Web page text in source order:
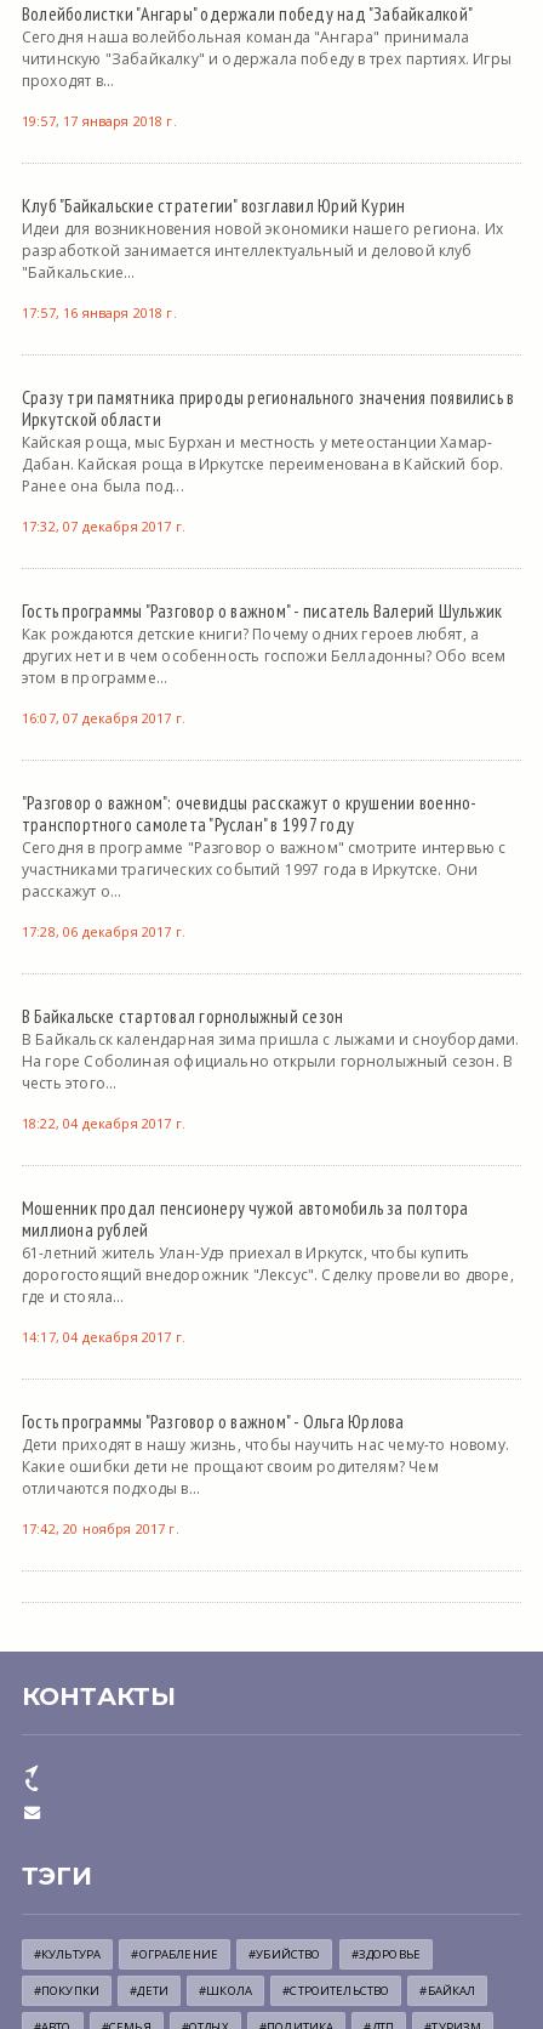
Волейболистки "Ангары" одержали победу над "Забайкалкой"
Сегодня наша волейбольная команда "Ангара" принимала
читинскую "Забайкалку" и одержала победу в трех партиях. Игры
проходят в...
19:57, 17 января 2018 г.
Клуб "Байкальские стратегии" возглавил Юрий Курин
Идеи для возникновения новой экономики нашего региона. Их
разработкой занимается интеллектуальный и деловой клуб
"Байкальские...
17:57, 16 января 2018 г.
Сразу три памятника природы регионального значения появились в
Иркутской области
Кайская роща, мыс Бурхан и местность у метеостанции Хамар-
Дабан. Кайская роща в Иркутске переименована в Кайский бор.
Ранее она была под...
17:32, 07 декабря 2017 г.
Гость программы "Разговор о важном" - писатель Валерий Шульжик
Как рождаются детские книги? Почему одних героев любят, а
других нет и в чем особенность госпожи Белладонны? Обо всем
этом в программе...
16:07, 07 декабря 2017 г.
"Разговор о важном": очевидцы расскажут о крушении военно-
транспортного самолета "Руслан" в 1997 году
Сегодня в программе "Разговор о важном" смотрите интервью с
участниками трагических событий 1997 года в Иркутске. Они
расскажут о...
17:28, 06 декабря 2017 г.
В Байкальске стартовал горнолыжный сезон
В Байкальск календарная зима пришла с лыжами и сноубордами.
На горе Соболиная официально открыли горнолыжный сезон. В
честь этого...
18:22, 04 декабря 2017 г.
Мошенник продал пенсионеру чужой автомобиль за полтора
миллиона рублей
61-летний житель Улан-Удэ приехал в Иркутск, чтобы купить
дорогостоящий внедорожник "Лексус". Сделку провели во дворе,
где и стояла...
14:17, 04 декабря 2017 г.
Гость программы "Разговор о важном" - Ольга Юрлова
Дети приходят в нашу жизнь, чтобы научить нас чему-то новому.
Какие ошибки дети не прощают своим родителям? Чем
отличаются подходы в...
17:42, 20 ноября 2017 г.
КОНТАКТЫ
ТЭГИ
#КУЛЬТУРА #ОГРАБЛЕНИЕ #УБИЙСТВО #ЗДОРОВЬЕ
#ПОКУПКИ #ДЕТИ #ШКОЛА #СТРОИТЕЛЬСТВО #БАЙКАЛ